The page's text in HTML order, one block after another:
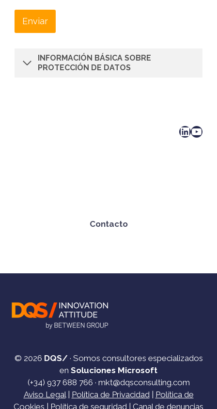
Enviar
INFORMACIÓN BÁSICA SOBRE
PROTECCIÓN DE DATOS
LinkedIn YouTube
Contacto
© 2026 DQS/· Somos consultores especializados
en Soluciones Microsoft
(+34) 937 688 766 · mkt@dqsconsulting.com
Aviso Legal| Política de Privacidad| Política de
Cookies
Política de seguridad Canal de denuncias